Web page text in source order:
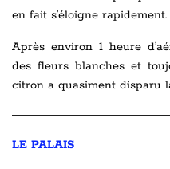
en fait s’éloigne
Après environ 1 heure
des fleurs blanches et
citron a quasiment disparu
LE PALAIS